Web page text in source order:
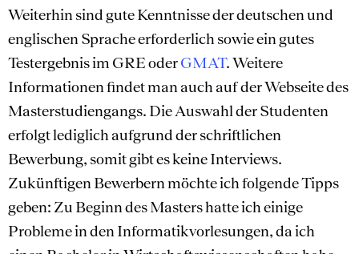
Weiterhin sind gute Kenntnisse der deutschen und
englischen Sprache erforderlich sowie ein gutes
Testergebnis im GRE oderGMAT. Weitere
Informationen findet man auch auf der Webseite des
Masterstudiengangs. Die Auswahl der Studenten
erfolgt lediglich aufgrund der schriftlichen
Bewerbung, somit gibt es keine Interviews.
Zukünftigen Bewerbern möchte ich folgende Tipps
geben: Zu Beginn des Masters hatte ich einige
Probleme in den Informatikvorlesungen, da ich